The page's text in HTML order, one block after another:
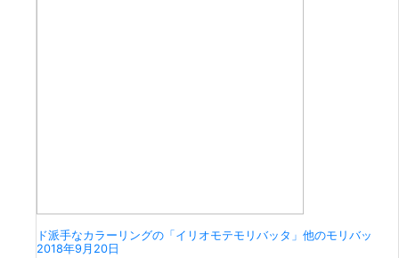
ド派手なカラーリングの「イリオモテモリバッタ」他のモリバッ
2018年9月20日